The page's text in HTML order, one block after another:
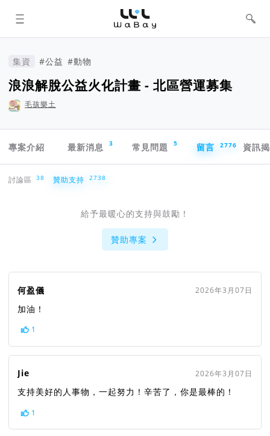
WaBay 挖貝 | 台灣最值得信賴的群眾
集資 / 群眾募資平台
集資 #公益 #動物
浪浪解脫公益火化計畫 - 北區營運募集
毛孩樂土
專案介紹
最新消息 3 常見問題 5 留言 2776 資訊
討論區 38 贊助支持 2738
給予最暖心的支持與鼓勵！
贊助專案
何盈儀 2026年3月07日
加油！
1
Jie 2026年3月07日
支持美好的人事物，一起努力！辛苦了，你是最棒的！
1